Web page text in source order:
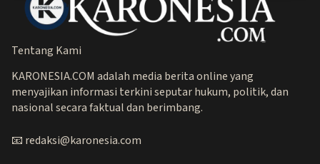
Tentang Kami
KARONESIA.COM adalah media berita online yang
menyajikan informasi terkini seputar hukum, politik, dan
nasional secara faktual dan berimbang.
📧 redaksi@karonesia.com